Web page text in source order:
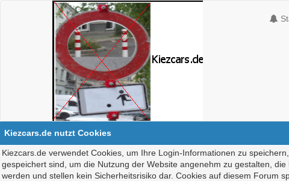
Kiezcars.de nutzt Cookies
Kiezcars.de verwendet Cookies, um Ihre Login-Informationen zu
gespeichert sind, um die Nutzung der Website angenehm zu gestalten,
werden und stellen kein Sicherheitsrisiko dar. Cookies auf diesem Forum